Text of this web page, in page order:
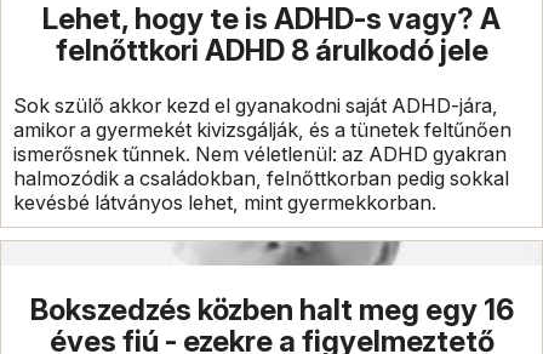
Lehet, hogy te is ADHD-s vagy? A
felnőttkori ADHD 8 árulkodó jele
Sok szülő akkor kezd el gyanakodni saját ADHD-jára,
amikor a gyermekét kivizsgálják, és a tünetek feltűnően
ismerősnek tűnnek. Nem véletlenül: az ADHD gyakran
halmozódik a családokban, felnőttkorban pedig sokkal
kevésbé látványos lehet, mint gyermekkorban.
Bokszedzés közben halt meg egy 16
éves fiú - ezekre a figyelmeztető